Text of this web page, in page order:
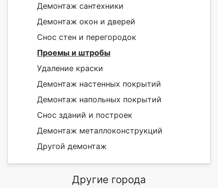
Демонтаж сантехники
Демонтаж окон и дверей
Снос стен и перегородок
Проемы и штробы
Удаление краски
Демонтаж настенных покрытий
Демонтаж напольных покрытий
Снос зданий и построек
Демонтаж металлоконструкций
Другой демонтаж
Другие города